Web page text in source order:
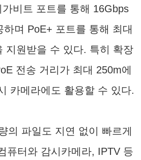
비트 포트를 통해 16Gbps
며 PoE+ 포트를 통해 최대
지원받을 수 있다. 특히 확장
전송 거리가 최대 250m에
카메라에도 활용할 수 있다.
의 파일도 지연 없이 빠르게
퓨터와 감시카메라, IPTV 등